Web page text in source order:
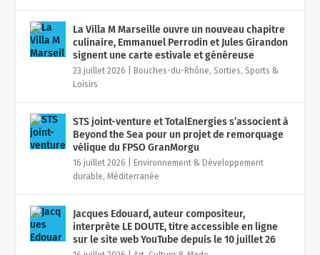
La Villa M Marseille ouvre un nouveau chapitre
culinaire, Emmanuel Perrodin et Jules Girandon
signent une carte estivale et généreuse
23 juillet 2026 Bouches-du-Rhône,Sorties, Sports &
Loisirs
STS joint-venture et TotalEnergies s’associent à
Beyond the Sea pour un projet de remorquage
vélique du FPSO GranMorgu
16 juillet 2026
Environnement & Développement
durable,Méditerranée
Jacques Edouard, auteur compositeur,
interprète LE DOUTE, titre accessible en ligne
sur le site web YouTube depuis le 10 juillet 26